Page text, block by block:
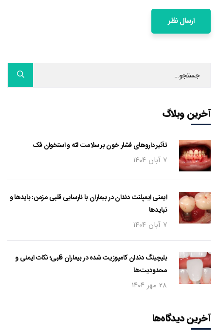
آخرین وبلاگ
تأثیر داروهای فشار خون بر سلامت لثه و استخوان فک
۷ آبان ۱۴۰۴
ایمنی ایمپلنت دندان در بیماران با نارسایی قلبی مزمن: بایدها و
نبایدها
۷ آبان ۱۴۰۴
بلیچینگ دندان کامپوزیت شده در بیماران قلبی؛ نکات ایمنی و
محدودیت‌ها
۲۸ مهر ۱۴۰۴
آخرین دیدگاه‌ها